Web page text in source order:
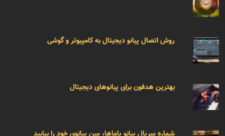
روش اتصال پیانو دیجیتال به کامپیوتر و گوشی
بهترین هدفون برای پیانوهای دیجیتال
شماره سریال پیانو یاماها، سن پیانوی خود را بیابید